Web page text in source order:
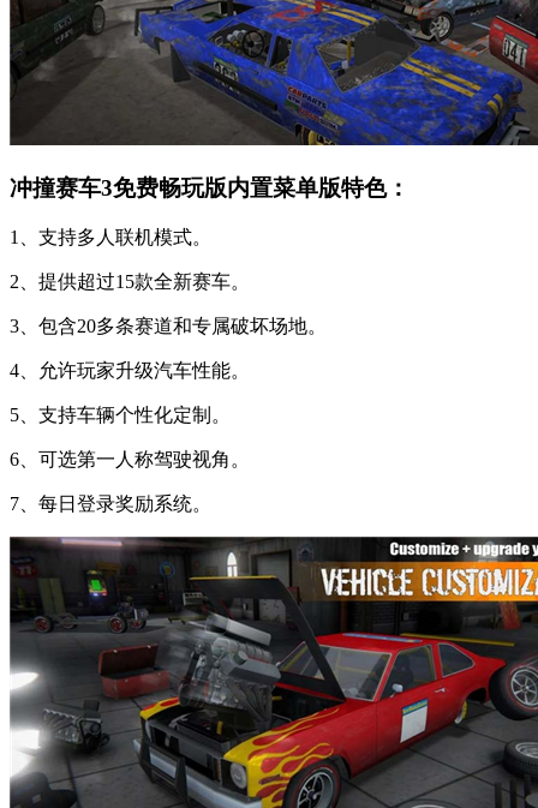
冲撞赛车3免费畅玩版内置菜单版特色：
1、支持多人联机模式。
2、提供超过15款全新赛车。
3、包含20多条赛道和专属破坏场地。
4、允许玩家升级汽车性能。
5、支持车辆个性化定制。
6、可选第一人称驾驶视角。
7、每日登录奖励系统。